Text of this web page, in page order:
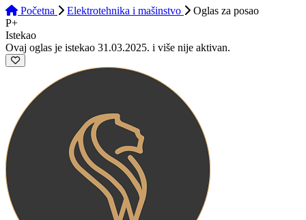
Početna
Elektrotehnika i mašinstvo Oglas za posao
P+
Istekao
Ovaj oglas je istekao 31.03.2025. i više nije aktivan.